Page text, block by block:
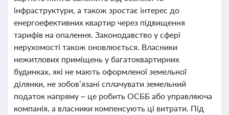
інфраструктури, а також зростає інтерес до
енергоефективних квартир через підвищення
тарифів на опалення. Законодавство у сфері
нерухомості також оновлюється. Власники
нежитлових приміщень у багатоквартирних
будинках, які не мають оформленої земельної
ділянки, не зобов’язані сплачувати земельний
податок напряму – це робить ОСББ або управляюча
компанія, а власники компенсують ці витрати. Під